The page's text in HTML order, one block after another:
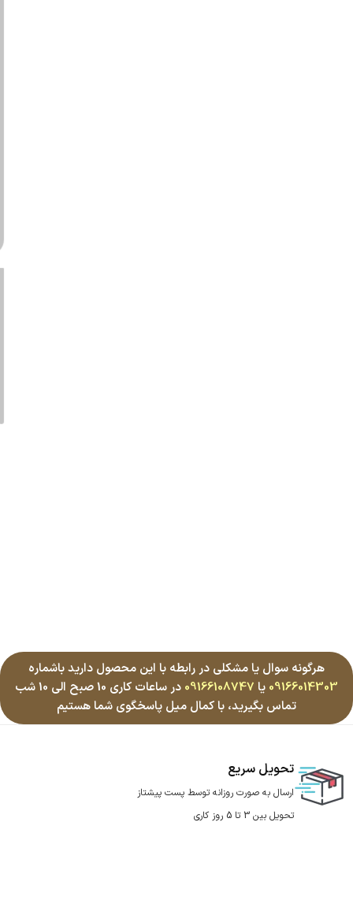
هرگونه سوال یا مشکلی در رابطه با این محصول دارید باشماره
09166014303 یا 09166108747
در ساعات کاری 10 صبح الی 10 شب
تماس بگیرید، با کمال میل پاسخگوی شما هستیم
تحویل سریع
ارسال به صورت روزانه توسط پست پیشتاز
تحویل بین 3 تا 5 روز کاری